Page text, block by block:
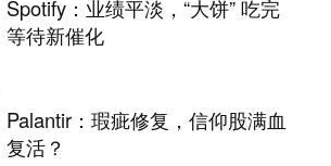
Spotify：业绩平淡，“大饼” 吃完
等待新催化
Palantir：瑕疵修复，信仰股满血
复活？